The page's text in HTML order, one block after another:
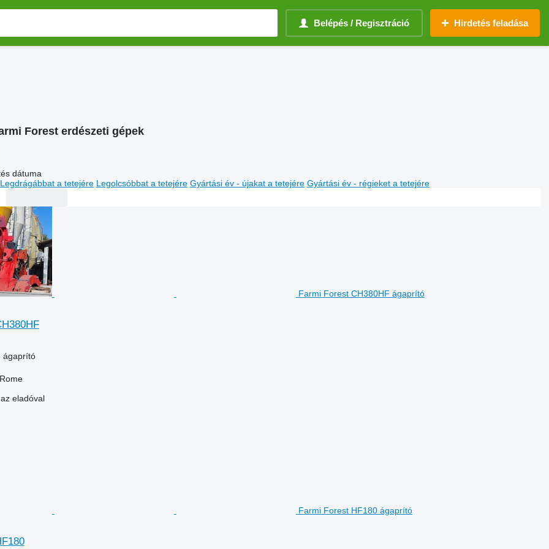
Belépés / Regisztráció Hirdetés feladása
Forest erdészeti gépek
dátuma
Legdrágábbat a tetejére Legolcsóbbat a tetejére Gyártási év - újakat a tetejére Gyártási év - régieket a tetejére
Farmi Forest CH380HF ágaprító
ágaprító
eladóval
Farmi Forest HF180 ágaprító